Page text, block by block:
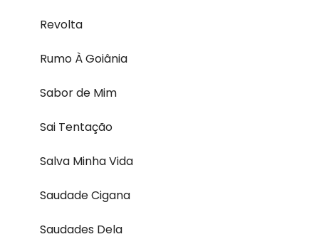
Revolta
Rumo À Goiânia
Sabor de Mim
Sai Tentação
Salva Minha Vida
Saudade Cigana
Saudades Dela